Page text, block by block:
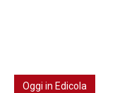
Oggi in Edicola